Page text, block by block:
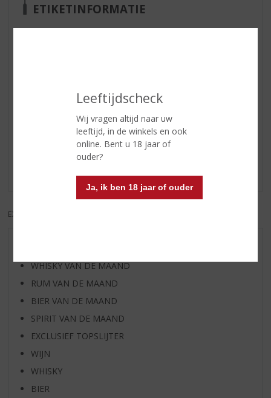
Leeftijdscheck
Wij vragen altijd naar uw
leeftijd, in de winkels en ook
online. Bent u 18 jaar of
ouder?
Ja, ik ben 18 jaar of ouder
ETIKETINFORMATIE
Reviews
Schrijf een review
EXCL. BTW
WHISKY VAN DE MAAND
RUM VAN DE MAAND
BIER VAN DE MAAND
SPIRIT VAN DE MAAND
EXCLUSIEF TOPSLIJTER
WIJN
WHISKY
BIER